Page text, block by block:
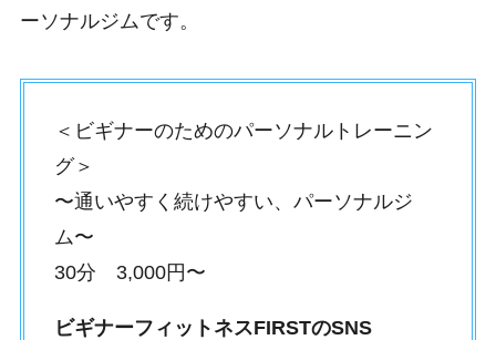
ーソナルジムです。
＜ビギナーのためのパーソナルトレーニン
グ＞
〜通いやすく続けやすい、パーソナルジ
ム〜
30分 3,000円〜
ビギナーフィットネスFIRSTのSNS